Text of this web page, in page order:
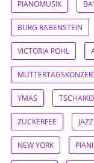
PIANOMUSIK
BURG RABENSTEIN
VICTORIA POHL
YMAS
ZUCKERFEE JAZZ
NEW YORK